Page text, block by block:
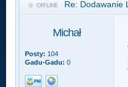
Re: Dodawanie
Michał
Posty: 104
Gadu-Gadu: 0